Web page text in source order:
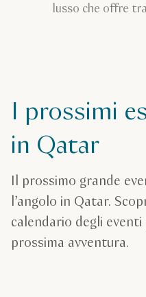
lusso che offre
I prossimi
in Qatar
Il prossimo grande
l’angolo in Qatar.
calendario degli
prossima avventura.